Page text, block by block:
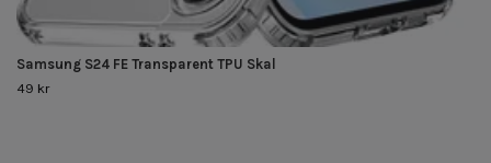
Samsung S24 FE Transparent TPU Skal
49 kr